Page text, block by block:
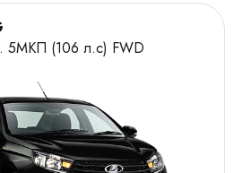
5МКП (106 л.с) FWD